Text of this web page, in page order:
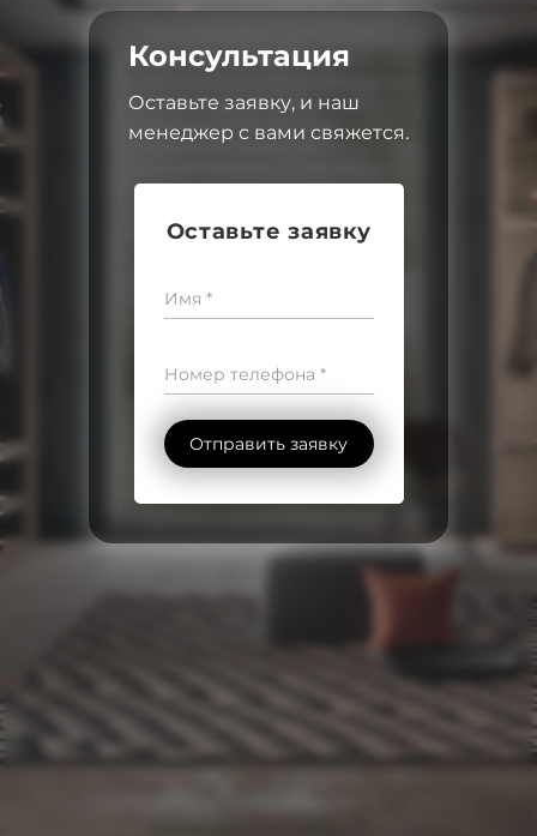
Консультация
Оставьте заявку
Имя *
Номер телефона *
Отправить заявку
Оставьте заявку, и наш
менеджер с вами свяжется.